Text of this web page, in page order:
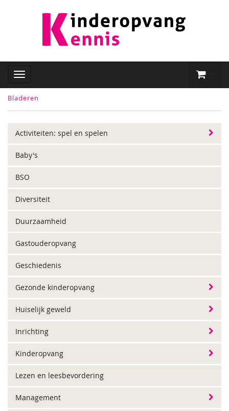
Bladeren
Activiteiten: spel en spelen
Baby's
BSO
Diversiteit
Duurzaamheid
Gastouderopvang
Geschiedenis
Gezonde kinderopvang
Huiselijk geweld
Inrichting
Kinderopvang
Lezen en leesbevordering
Management